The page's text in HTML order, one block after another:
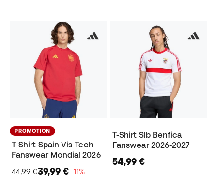
PROMOTION
T-Shirt Spain Vis-Tech
Fanswear Mondial 2026
44,99 €39,99 €−11%
T-Shirt Slb Benfica
Fanswear 2026-2027
54,99 €